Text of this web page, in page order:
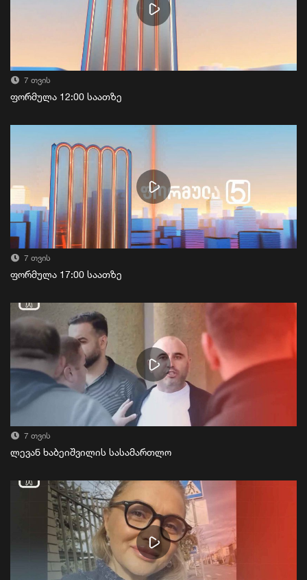
7 თვის
ფორმულა 12:00 საათზე
7 თვის
ფორმულა 17:00 საათზე
7 თვის
ლევან ხაბეიშვილის სასამართლო